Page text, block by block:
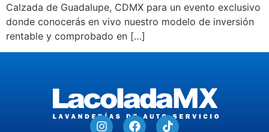
Calzada de Guadalupe, CDMX para un evento exclusivo
donde conocerás en vivo nuestro modelo de inversión
rentable y comprobado en […]